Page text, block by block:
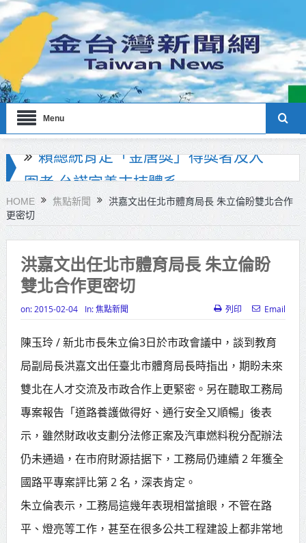
Menu
海巡署南部分署主官大換血 蔡順元
勉提升巡防戰力
北市鮮奶週報再升級！8月31日補助
擴大至國中生
雙北合作里程碑！萬大線動態測試
侯友宜蔣萬安攜手視察
北形象館亮相
打鐵厝北側產業園區產業設施公共
高雄「三民運動中心」市長陳其
邁、運動部長李洋各界貴賓共同揭幕
高雄東照山關帝廟全國國中小學書
法比賽 圓滿落幕
賴清德總統主持將官晉任 期勉精進
HOME 焦點新聞
洪嘉文出任北市體育局長 朱立倫盼雙北合作
更密切
洪嘉文出任北市體育局長 朱立倫盼
雙北合作更密切
on: 2015-02-04 In:焦點新聞 列印 Email
陳玉玲 / 新北市長朱立倫3日於市政會議中，談到教育
局副局長洪嘉文出任臺北市體育局長時指出，期盼未來
雙北在人才交流及市政合作上更緊密。另在聽取工務局
專案報告「道路養護做得好、通行安全又順暢」後表
示，雖然財政收支劃分法修正案及汽車燃料稅分配辦法
仍未通過，在市府財源拮据下，工務局仍連續 2 年獲全
國路平專案評比第 2 名，深表肯定。
朱立倫表示，工務局這幾年表現相當搶眼，不管在路
平、燈亮等工作，甚至在很多公共工程建設上都非常地